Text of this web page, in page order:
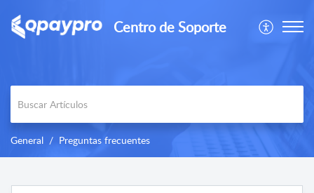
Centro de Soporte
General Preguntas frecuentes